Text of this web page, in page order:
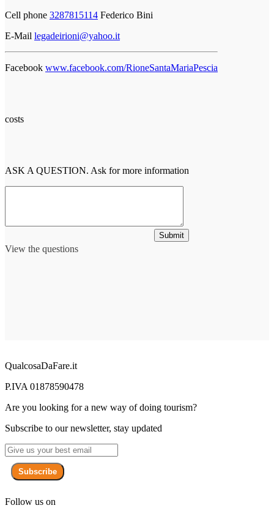
Cell phone 3287815114 Federico Bini
E-Mail legadeirioni@yahoo.it
Facebook www.facebook.com/RioneSantaMariaPescia
costs
ASK A QUESTION. Ask for more information
View the questions
Submit
QualcosaDaFare.it
P.IVA 01878590478
Are you looking for a new way of doing tourism?
Subscribe to our newsletter, stay updated
Subscribe
Follow us on